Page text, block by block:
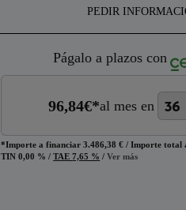
PEDIR
Págalo a plazos con
96,84€*al mes en
*Importe a financiar3.486,38 € /Importe total
TIN0,00 % /TAE7,65 % /Ver más